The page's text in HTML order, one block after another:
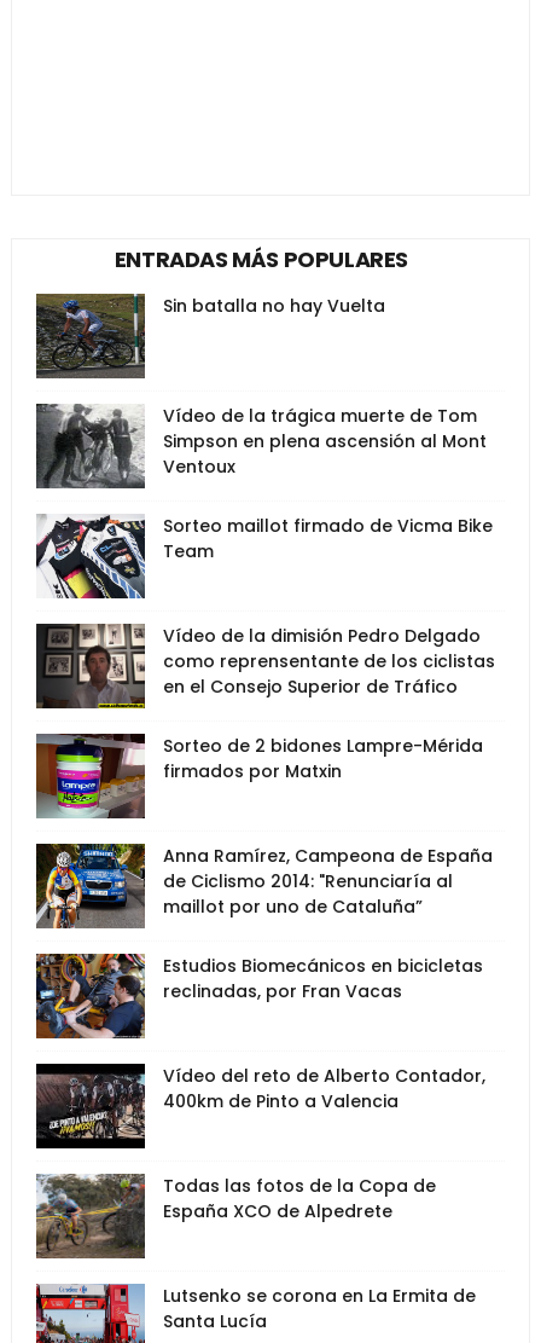
ENTRADAS MÁS POPULARES
Sin batalla no hay Vuelta
Vídeo de la trágica muerte de Tom
Simpson en plena ascensión al Mont
Ventoux
Sorteo maillot firmado de Vicma Bike
Team
Vídeo de la dimisión Pedro Delgado
como reprensentante de los ciclistas
en el Consejo Superior de Tráfico
Sorteo de 2 bidones Lampre-Mérida
firmados por Matxin
Anna Ramírez, Campeona de España
de Ciclismo 2014: "Renunciaría al
maillot por uno de Cataluña”
Estudios Biomecánicos en bicicletas
reclinadas, por Fran Vacas
Vídeo del reto de Alberto Contador,
400km de Pinto a Valencia
Todas las fotos de la Copa de
España XCO de Alpedrete
Lutsenko se corona en La Ermita de
Santa Lucía